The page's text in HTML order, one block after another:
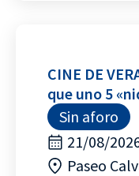
CINE DE
que uno 5
Sin aforo
21/08/
Paseo